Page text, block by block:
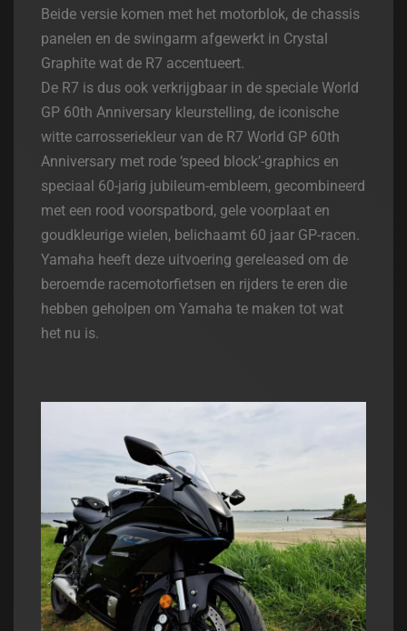
Beide versie komen met het motorblok, de chassis
panelen en de swingarm afgewerkt in Crystal
Graphite wat de R7 accentueert.
De R7 is dus ook verkrijgbaar in de speciale World
GP 60th Anniversary kleurstelling, de iconische
witte carrosseriekleur van de R7 World GP 60th
Anniversary met rode ‘speed block’-graphics en
speciaal 60-jarig jubileum-embleem, gecombineerd
met een rood voorspatbord, gele voorplaat en
goudkleurige wielen, belichaamt 60 jaar GP-racen.
Yamaha heeft deze uitvoering gereleased om de
beroemde racemotorfietsen en rijders te eren die
hebben geholpen om Yamaha te maken tot wat
het nu is.